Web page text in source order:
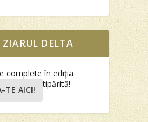
DELTA
complete în ediţia
tipărită!
TE AICI!